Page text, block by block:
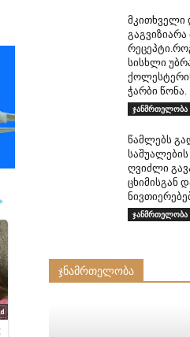
მკითხველი
გაგვიზიარა
სისხლი
ჭარბი წონა.
ჯანმრთელობა
წამლებს
ღვიძლი
ცხიმისგან
ჯანმრთელობა
ჯნამრთელობა